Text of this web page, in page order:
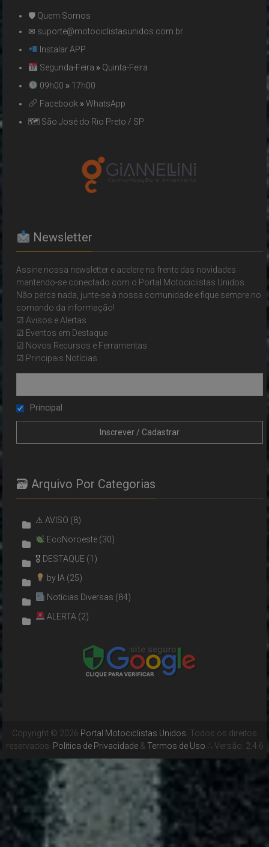
🛡 Quem Somos
✉ suporte@motociclistasunidos.com.br
Instalar APP
Segunda-Feira » Quinta-Feira
09h00 » 17h00
Facebook » WhatsApp
🗺 São José do Rio Preto / SP
Newsletter
Assine nossa newsletter e acelere na frente das novidades
mantendo-se conectado com o Portal Motociclistas Unidos.
Não perca nada, junte-se à nossa comunidade e fique sempre no
comando da informação!
☑ Avisos e Alertas
☑ Eventos em Destaque
☑ Novos Recursos e Ferramentas
☑ Principais Notícias
Principal
🗃 Arquivo Por Categorias
⚠ AVISO (8)
EcoNoroeste (30)
🎖 DESTAQUE (1)
by IA (25)
Notícias Diversas (84)
ALERTA (2)
Copyright © 2026 Portal Motociclistas Unidos . Todos os direitos
reservados. Política de Privacidade& Termos de Uso ∴ Versão: 2.4.6